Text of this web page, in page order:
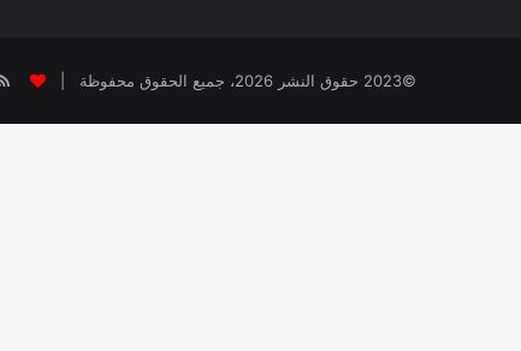
©2023 حقوق النشر 2026، جميع الحقوق محفوظة |